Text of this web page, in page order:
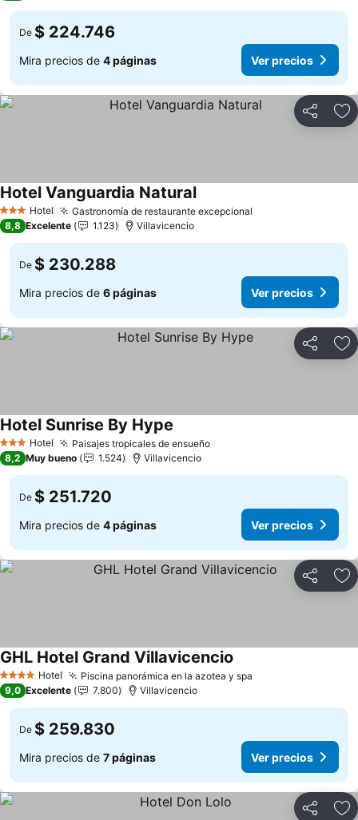
De $ 224.746
Mira precios de 4 páginas Ver precios
Compartir
3 Estrellas
Hotel Gastronomía de restaurante excepcional
Hotel Vanguardia NaturalVer precios
8,8 Excelente 1.123 Villavicencio
De $ 230.288
Mira precios de 6 páginas Ver precios
Compartir
3 Estrellas
Hotel Paisajes tropicales de ensueñoVer precios
Hotel Sunrise By Hype
8,2 Muy bueno 1.524 Villavicencio
De $ 251.720
Mira precios de 4 páginas Ver precios
Compartir
4 EstrellasHotel Piscina panorámica en la azotea y spa
GHL Hotel Grand Villavicencio
9,0 Excelente 7.800 Villavicencio
De $ 259.830
Mira precios de 7 páginas Ver precios
Compartir